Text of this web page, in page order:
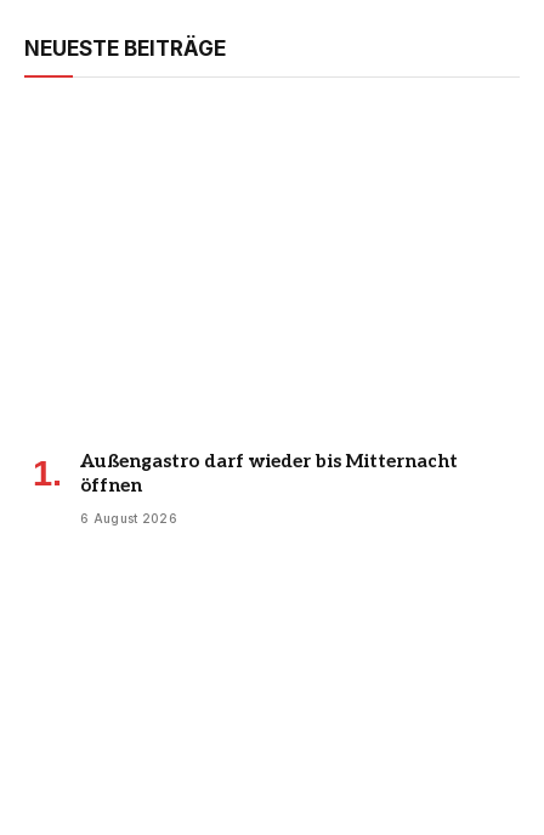
NEUESTE BEITRÄGE
Außengastro darf wieder bis Mitternacht
öffnen
6 August 2026